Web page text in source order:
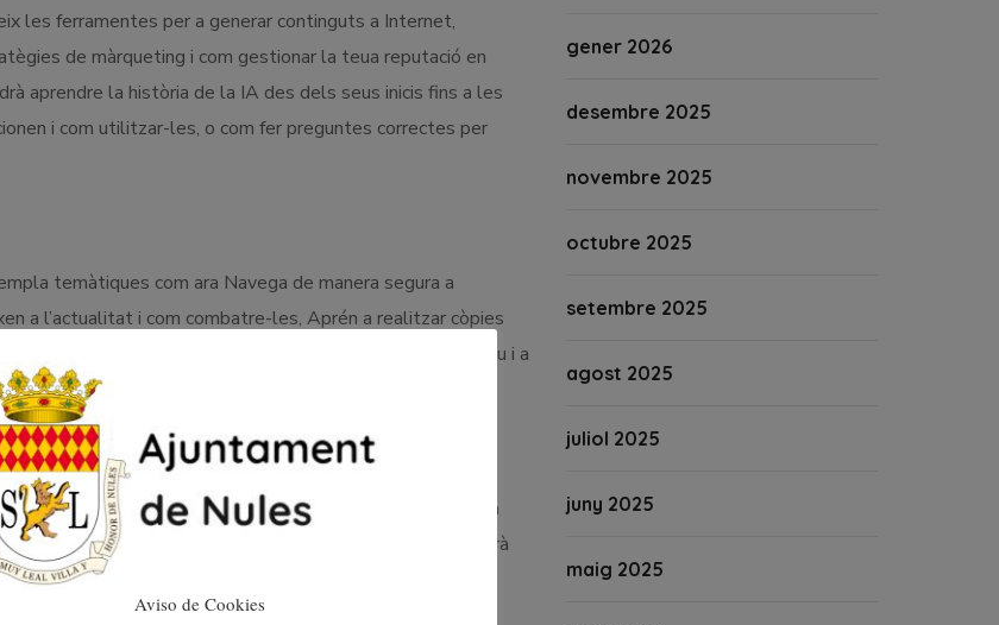
les ferramentes per a generar continguts a Internet,
de màrqueting i com gestionar la teua reputació en
aprendre la història de la IA des dels seus inicis fins a les
i com utilitzar-les, o com fer preguntes correctes per
temàtiques com ara Navega de manera segura a
a l’actualitat i com combatre-les, Aprén a realitzar còpies
seguretat a la navegació, als mòbils, al sistema operatiu i a
propis continguts digitals”, l’alumnat participant podrà
Excel i Power Point (nivel intermedi), també s’introduirà
i Illustrator; a més d’aprende a crear vídeos amb
digital amb WordPress.
gener 2026
desembre 2025
novembre 2025
octubre 2025
setembre 2025
agost 2025
juliol 2025
juny 2025
maig 2025
Aviso de Cookies